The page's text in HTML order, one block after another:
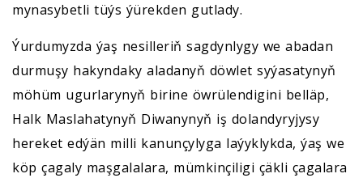
mynasybetli tüýs ýürekden gutlady.
Ýurdumyzda ýaş nesilleriň sagdynlygy we abadan
durmuşy hakyndaky aladanyň döwlet syýasatynyň
möhüm ugurlarynyň birine öwrülendigini belläp,
Halk Maslahatynyň Diwanynyň iş dolandyryjysy
hereket edýän milli kanunçylyga laýyklykda, ýaş we
köp çagaly maşgalalara, mümkinçiligi çäkli çagalara